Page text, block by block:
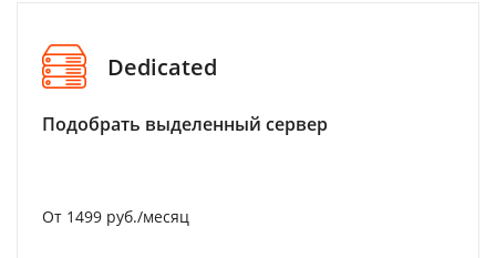
Dedicated
Подобрать выделенный сервер
От 1499 руб./месяц